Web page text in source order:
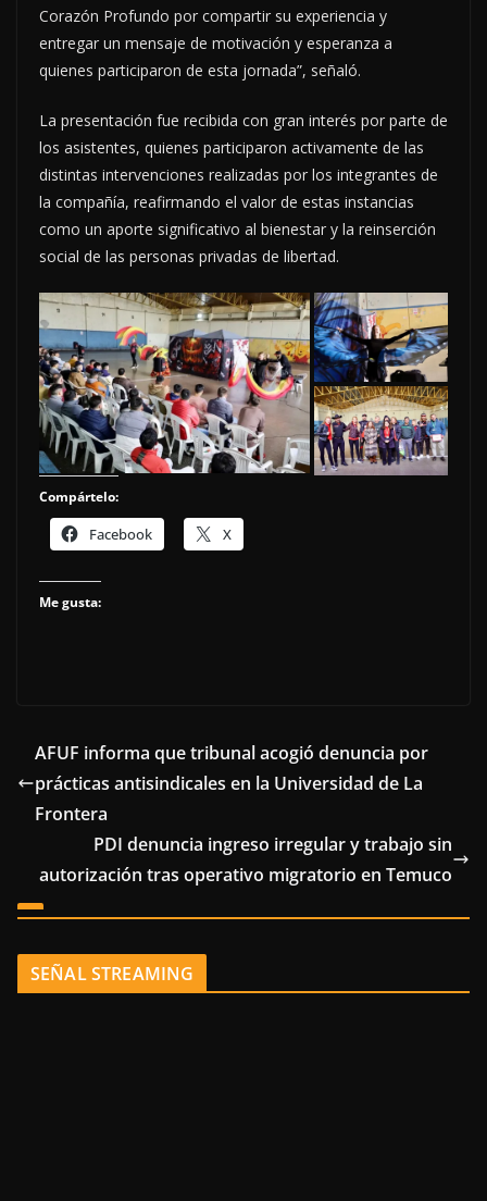
Corazón Profundo por compartir su experiencia y
entregar un mensaje de motivación y esperanza a
quienes participaron de esta jornada”, señaló.
La presentación fue recibida con gran interés por parte de
los asistentes, quienes participaron activamente de las
distintas intervenciones realizadas por los integrantes de
la compañía, reafirmando el valor de estas instancias
como un aporte significativo al bienestar y la reinserción
social de las personas privadas de libertad.
Compártelo:
Facebook X
Me gusta:
AFUF informa que tribunal acogió denuncia por
prácticas antisindicales en la Universidad de La
Frontera
PDI denuncia ingreso irregular y trabajo sin
autorización tras operativo migratorio en Temuco
SEÑAL STREAMING